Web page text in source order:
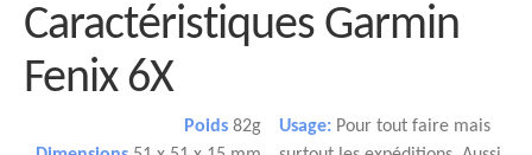
Caractéristiques Garmin
Fenix 6X
Poids 82g
Usage: Pour tout faire mais